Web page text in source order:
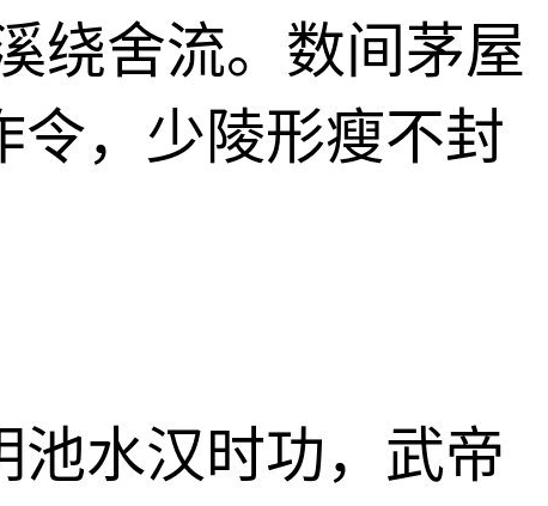
绕舍流。数间茅屋
令，少陵形瘦不封
池水汉时功，武帝